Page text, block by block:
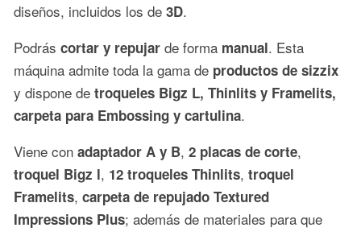
diseños, incluidos los de 3D.
Podrás cortar y repujar de forma manual. Esta
máquina admite toda la gama de productos de sizzix
y dispone de troqueles Bigz L, Thinlits y Framelits,
carpeta para Embossing y cartulina.
Viene con adaptador A y B, 2 placas de corte,
troquel Bigz l, 12 troqueles Thinlits, troquel
Framelits, carpeta de repujado Textured
Impressions Plus; además de materiales para que